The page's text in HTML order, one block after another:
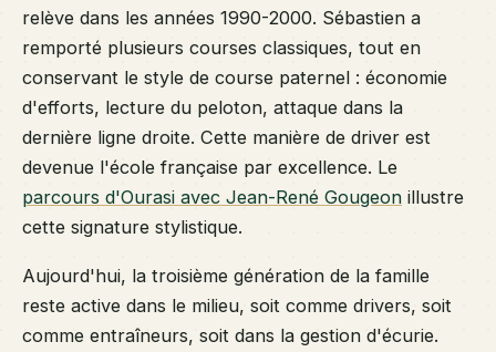
relève dans les années 1990-2000. Sébastien a
remporté plusieurs courses classiques, tout en
conservant le style de course paternel : économie
d'efforts, lecture du peloton, attaque dans la
dernière ligne droite. Cette manière de driver est
devenue l'école française par excellence. Le
parcours d'Ourasi avec Jean-René Gougeon illustre
cette signature stylistique.
Aujourd'hui, la troisième génération de la famille
reste active dans le milieu, soit comme drivers, soit
comme entraîneurs, soit dans la gestion d'écurie.